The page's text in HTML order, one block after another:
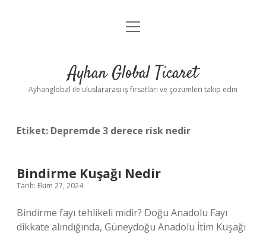
Anasayfa
Yasal Uyarı
menüyü
Ayhan Global Ticaret
Ayhanglobal ile uluslararası iş fırsatları ve çözümleri takip edin
Etiket: Depremde 3 derece risk nedir
Bindirme Kuşağı Nedir
Tarih: Ekim 27, 2024
Bindirme fayı tehlikeli midir? Doğu Anadolu Fayı
dikkate alındığında, Güneydoğu Anadolu İtim Kuşağı